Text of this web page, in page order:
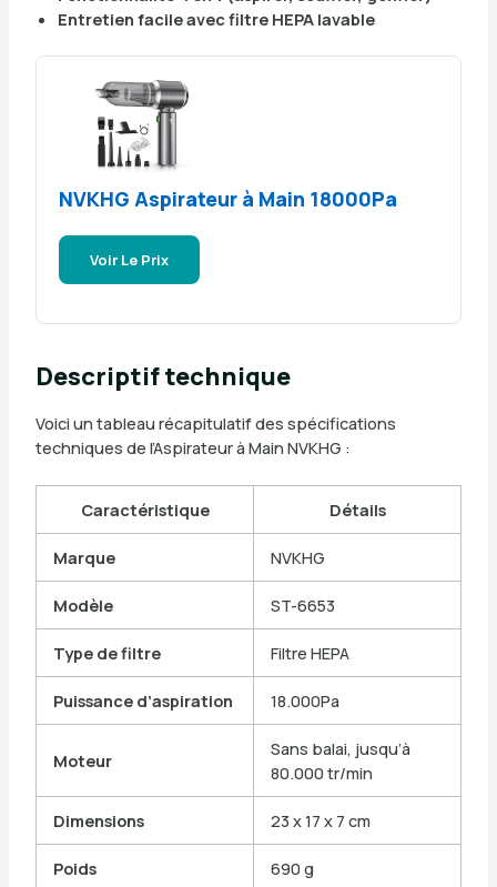
Entretien facile avec filtre HEPA lavable
NVKHG Aspirateur à Main 18000Pa
Voir Le Prix
Descriptif technique
Voici un tableau récapitulatif des spécifications
techniques de l’Aspirateur à Main NVKHG :
Caractéristique Détails
Marque NVKHG
Modèle ST-6653
Type de filtre Filtre HEPA
Puissance d’aspiration 18.000Pa
Moteur
Sans balai, jusqu’à
80.000 tr/min
Dimensions 23 x 17 x 7 cm
Poids 690 g